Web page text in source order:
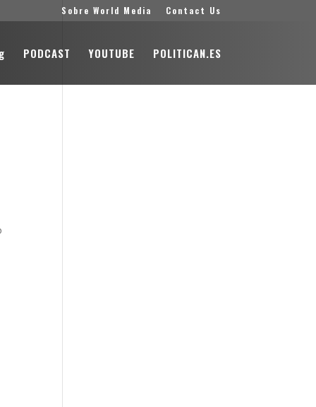
Sobre World Media Contact Us
PODCAST YOUTUBE POLITICAN.ES